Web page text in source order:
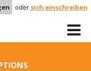
oder sich einschreiben